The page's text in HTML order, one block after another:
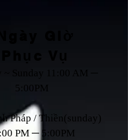
5:00PM
Pháp / Thiền(sunday)
PM ─ 5:00PM